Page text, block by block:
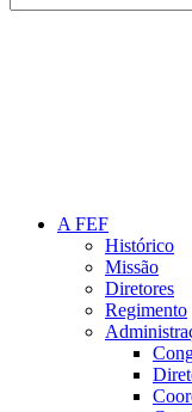
A FEF
Histórico
Missão
Diretores
Regimento